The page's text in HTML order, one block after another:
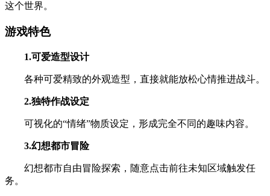
这个世界。
游戏特色
1.可爱造型设计
各种可爱精致的外观造型，直接就能放松心情推进战斗。
2.独特作战设定
可视化的“情绪”物质设定，形成完全不同的趣味内容。
3.幻想都市冒险
幻想都市自由冒险探索，随意点击前往未知区域触发任
务。